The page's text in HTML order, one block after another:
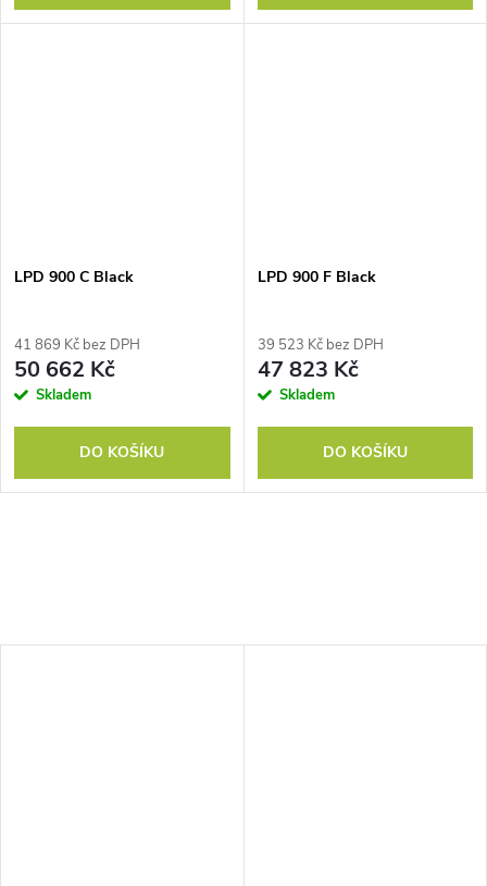
LPD 900 C Black
41 869 Kč bez DPH
50 662 Kč
Skladem
DO KOŠÍKU
LPD 900 F Black
39 523 Kč bez DPH
47 823 Kč
Skladem
DO KOŠÍKU